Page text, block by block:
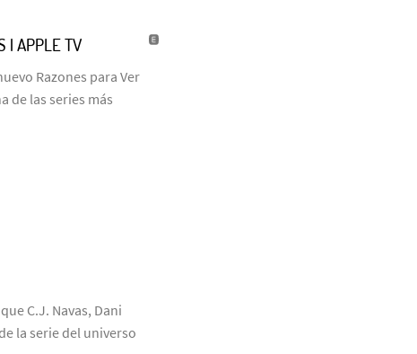
| APPLE TV
Razones para Ver
de las series más
C.J. Navas, Dani
la serie del universo